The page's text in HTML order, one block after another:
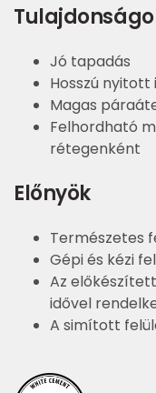
Jó tapadás
Hosszú nyitott
Magas
Felhordható
rétegenként
Előnyök
Természetes
Gépi és kézi
Az
idővel
A simított